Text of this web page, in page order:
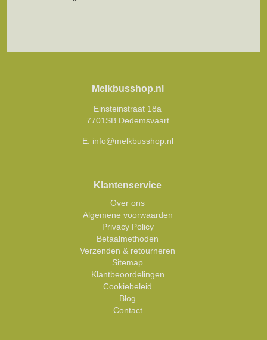
Melkbusshop.nl
Einsteinstraat 18a
7701SB Dedemsvaart
E: info@melkbusshop.nl
Klantenservice
Over ons
Algemene voorwaarden
Privacy Policy
Betaalmethoden
Verzenden & retourneren
Sitemap
Klantbeoordelingen
Cookiebeleid
Blog
Contact